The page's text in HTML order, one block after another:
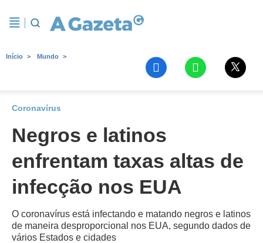
Início Mundo
Coronavírus
Negros e latinos
enfrentam taxas altas de
infecção nos EUA
O coronavírus está infectando e matando negros e latinos
de maneira desproporcional nos EUA, segundo dados de
vários Estados e cidades